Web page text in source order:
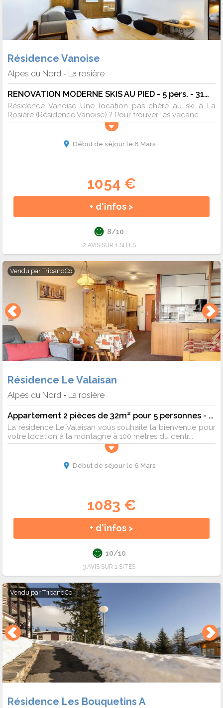
Résidence Vanoise
Alpes du Nord - La rosière
RENOVATION MODERNE SKIS AU PIED - 5 pers. - 31m2 - TV
Résidence Vanoise Une location pas chère au ski à La
Rosière (Résidence Vanoise) ? Pour trouver les vacanc...
Début de séjour le 6 Mars
1054 €
+ d'infos >
8/10
2 AVIS SUR 1 SITES
Vendu parTripandCo
Résidence Le Valaisan
Alpes du Nord - La rosière
Appartement 2 pièces de 32m² pour 5 personnes - 5 pers. - 32m2 - TV - Animaux admis
La résidence Le Valaisan vous souhaite la bienvenue pour
votre location à la montagne à 100 mètres du centr...
Début de séjour le 6 Mars
1083 €
+ d'infos >
10/10
3 AVIS SUR 1 SITES
Vendu parTripandCo
Résidence Les Bouquetins A